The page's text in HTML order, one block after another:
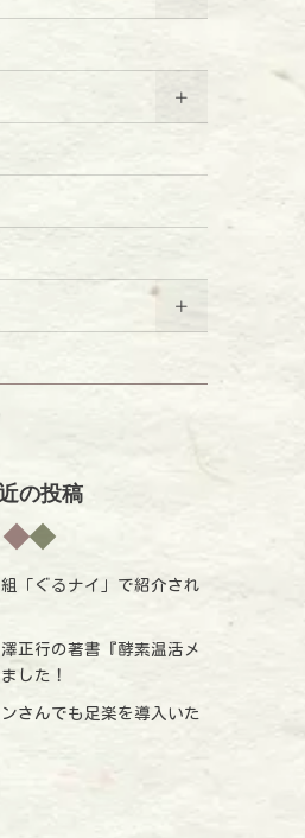
の投稿
「ぐるナイ」で紹介され
正行の著書『酵素温活メ
した！
さんでも足楽を導入いた